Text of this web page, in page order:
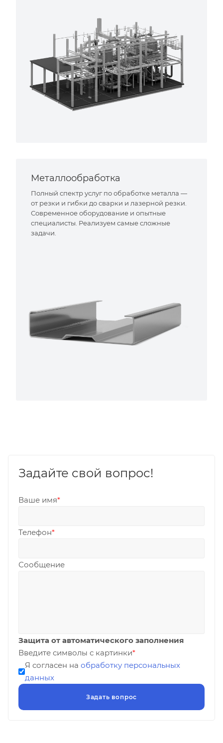
Металлообработка
Полный спектр услуг по обработке металла —
от резки и гибки до сварки и лазерной резки.
Современное оборудование и опытные
специалисты. Реализуем самые сложные
задачи.
Задайте свой вопрос!
Ваше имя*
Телефон*
Сообщение
Защита от автоматического заполнения
Введите символы с картинки*
Я согласен на обработку персональных
данных